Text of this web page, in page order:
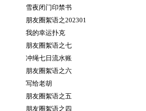
雪夜闭门印禁书
朋友圈絮语之202301
我的幸运扑克
朋友圈絮语之七
冲绳七日流水账
朋友圈絮语之六
写给老胡
朋友圈絮语之五
朋友圈絮语之四